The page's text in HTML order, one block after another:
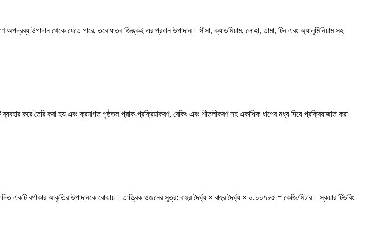
উপাদান থেকে যেতে পারে, তবে ধাতব জিঙ্কই এর প্রধান উপাদান। সীসা, ক্যাডমিয়াম, লোহা, তামা, টিন এবং অ্যালুমিনিয়াম সহ
করে তৈরি করা হয় এবং ক্রমাগত পৃষ্ঠতল প্রাক-প্রক্রিয়াকরণ, বেকিং এবং শীতলীকরণ সহ একাধিক ধাপের মধ্য দিয়ে প্রক্রিয়াজাত করা
একটি বর্গাকার আকৃতির উপাদানকে বোঝায়। তাত্ত্বিক ওজনের সূত্র: বাহুর দৈর্ঘ্য × বাহুর দৈর্ঘ্য × ০.০০৭৮৫ = কেজি/মিটার। স্কয়ার টিউবিং